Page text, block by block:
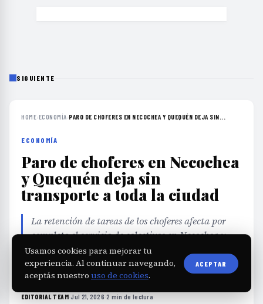
SIGUIENTE
HOME›ECONOMÍA›PARO DE CHOFERES EN NECOCHEA Y QUEQUÉN DEJA SIN...
ECONOMÍA
Paro de choferes en Necochea
y Quequén deja sin
transporte a toda la ciudad
La retención de tareas de los choferes afecta por
completo el servicio de colectivos en Necochea y
Quequén, generando preocupación por la
continuidad del transporte público.
EDITORIAL TEAM·Jul 21, 2026·2 min de lectura·
Usamos cookies para mejorar tu
experiencia. Al continuar navegando,
aceptás nuestro uso de cookies.
ACEPTAR